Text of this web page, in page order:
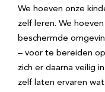
We hoeven onze
zelf leren. We
beschermde
– voor te bereiden
zich er daarna veilig
zelf laten ervaren